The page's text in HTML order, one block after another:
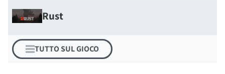
Rust
TUTTO SUL GIOCO